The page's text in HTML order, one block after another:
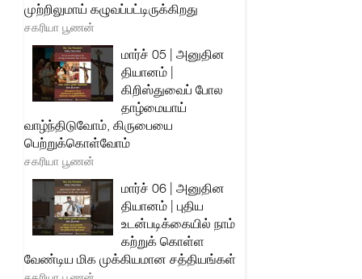
முற்றிலுமாய் கழுவப்பட்டிருக்கிறது
சகரியா பூணன்
மார்ச் 05 | அனுதின
தியானம் |
கிறிஸ்துவைப் போல
தாழ்மையாய்
வாழ்ந்திடுவோம், கிருபையை
பெற்றுக்கொள்வோம்
சகரியா பூணன்
மார்ச் 06 | அனுதின
தியானம் | புதிய
உடன்படிக்கையில் நாம்
கற்றுக் கொள்ள
வேண்டிய மிக முக்கியமான சத்தியங்கள்